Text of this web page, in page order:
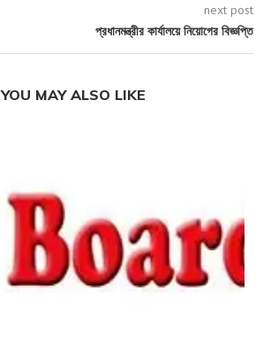
next post
প্রধানমন্ত্রীর কার্যালয়ে নিয়োগের বিজ্ঞপ্তি
YOU MAY ALSO LIKE